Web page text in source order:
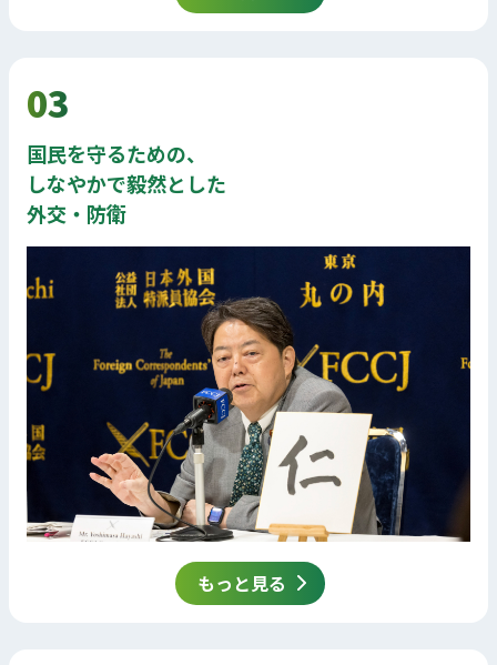
03
国民を守るための、
しなやかで毅然とした
外交・防衛
もっと見る